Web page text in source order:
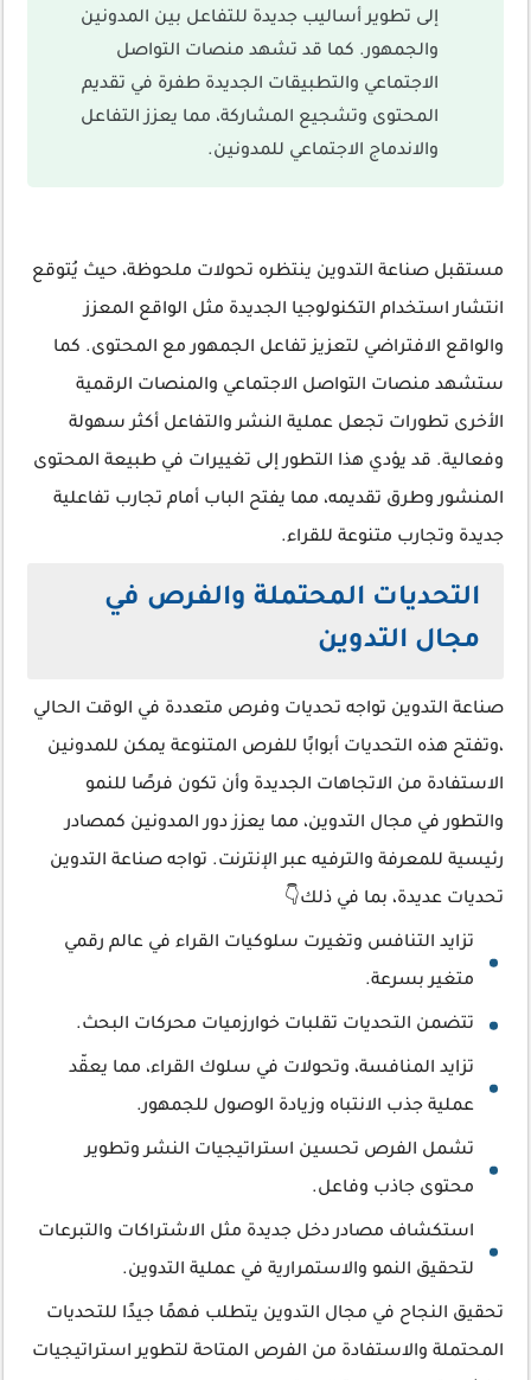
إلى تطوير أساليب جديدة للتفاعل بين المدونين
والجمهور. كما قد تشهد منصات التواصل
الاجتماعي والتطبيقات الجديدة طفرة في تقديم
المحتوى وتشجيع المشاركة، مما يعزز التفاعل
والاندماج الاجتماعي للمدونين.
مستقبل صناعة التدوين ينتظره تحولات ملحوظة، حيث يُتوقع
انتشار استخدام التكنولوجيا الجديدة مثل الواقع المعزز
والواقع الافتراضي لتعزيز تفاعل الجمهور مع المحتوى. كما
ستشهد منصات التواصل الاجتماعي والمنصات الرقمية
الأخرى تطورات تجعل عملية النشر والتفاعل أكثر سهولة
وفعالية. قد يؤدي هذا التطور إلى تغييرات في طبيعة المحتوى
المنشور وطرق تقديمه، مما يفتح الباب أمام تجارب تفاعلية
جديدة وتجارب متنوعة للقراء.
التحديات المحتملة والفرص في
مجال التدوين
صناعة التدوين تواجه تحديات وفرص متعددة في الوقت الحالي
،وتفتح هذه التحديات أبوابًا للفرص المتنوعة يمكن للمدونين
الاستفادة من الاتجاهات الجديدة وأن تكون فرصًا للنمو
والتطور في مجال التدوين، مما يعزز دور المدونين كمصادر
رئيسية للمعرفة والترفيه عبر الإنترنت. تواجه صناعة التدوين
تحديات عديدة، بما في ذلك👇
تزايد التنافس وتغيرت سلوكيات القراء في عالم رقمي
متغير بسرعة.
تتضمن التحديات تقلبات خوارزميات محركات البحث.
تزايد المنافسة، وتحولات في سلوك القراء، مما يعقّد
عملية جذب الانتباه وزيادة الوصول للجمهور.
تشمل الفرص تحسين استراتيجيات النشر وتطوير
محتوى جاذب وفاعل.
استكشاف مصادر دخل جديدة مثل الاشتراكات والتبرعات
لتحقيق النمو والاستمرارية في عملية التدوين.
تحقيق النجاح في مجال التدوين يتطلب فهمًا جيدًا للتحديات
المحتملة والاستفادة من الفرص المتاحة لتطوير استراتيجيات